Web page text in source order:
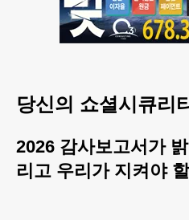
당신의 쇼셜시큐리
2026 감사보고서가
리고 우리가 지켜야